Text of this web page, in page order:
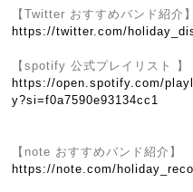
【Twitter おすすめバンド紹介】
https://twitter.com/
【spotify 公式プレイリスト 】
https://open.spotify.com/
y?si=f0a7590e93134cc1
【note おすすめバンド紹介】
https://note.com/